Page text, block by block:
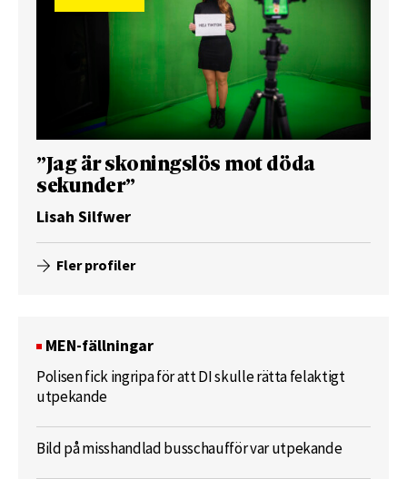
”Jag är skoningslös mot döda
sekunder”
Lisah Silfwer
Fler profiler
MEN-fällningar
Polisen fick ingripa för att DI skulle rätta felaktigt
utpekande
Bild på misshandlad busschaufför var utpekande